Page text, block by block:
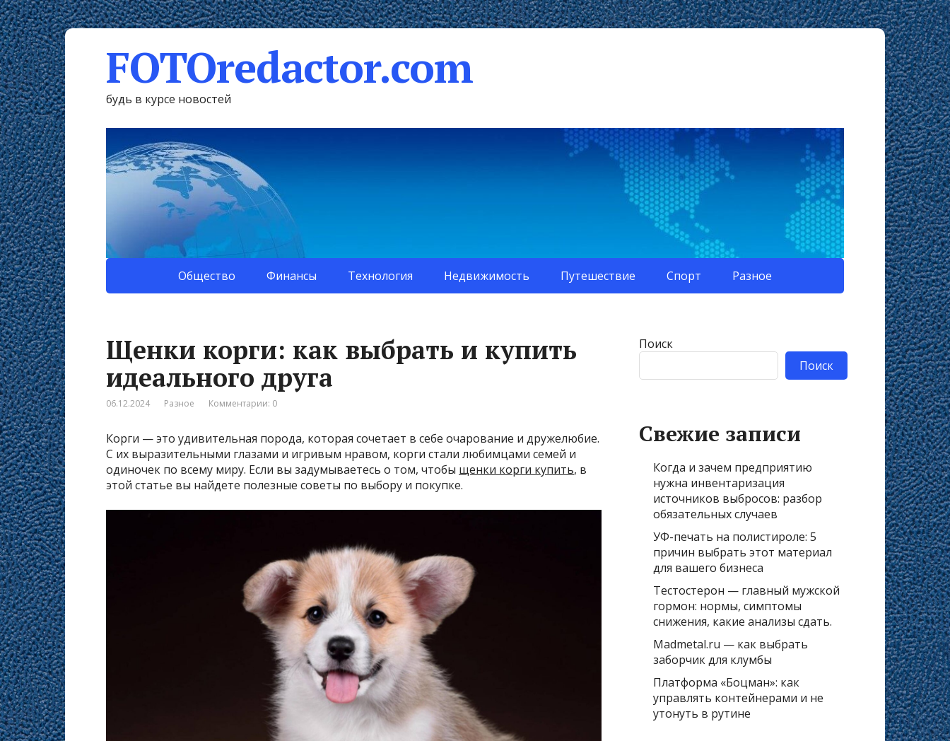
FOTOredactor.com
будь в курсе новостей
Общество Финансы Технология Недвижимость Путешествие Спорт Разное
Щенки корги: как выбрать и купить
идеального друга
06.12.2024 Разное Комментарии: 0
Корги — это удивительная порода, которая сочетает в себе очарование и дружелюбие.
С их выразительными глазами и игривым нравом, корги стали любимцами семей и
одиночек по всему миру. Если вы задумываетесь о том, чтобы щенки корги купить, в
этой статье вы найдете полезные советы по выбору и покупке.
Поиск
Поиск
Свежие записи
Когда и зачем предприятию
нужна инвентаризация
источников выбросов: разбор
обязательных случаев
УФ-печать на полистироле: 5
причин выбрать этот материал
для вашего бизнеса
Тестостерон — главный мужской
гормон: нормы, симптомы
снижения, какие анализы сдать.
Madmetal.ru — как выбрать
заборчик для клумбы
Платформа «Боцман»: как
управлять контейнерами и не
утонуть в рутине